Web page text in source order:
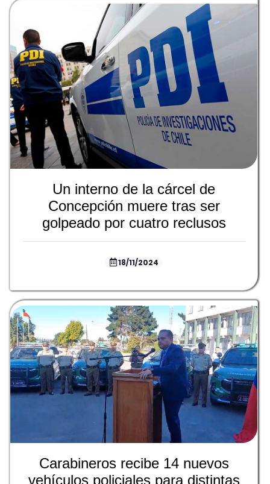
Un interno de la cárcel de
Concepción muere tras ser
golpeado por cuatro reclusos
18/11/2024
Carabineros recibe 14 nuevos
vehículos policiales para distintas